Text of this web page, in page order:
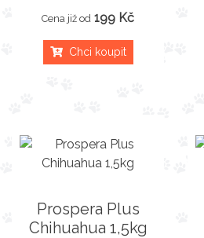
Cena již od 199 Kč
Chci koupit
Prospera Plus
Chihuahua 1,5kg